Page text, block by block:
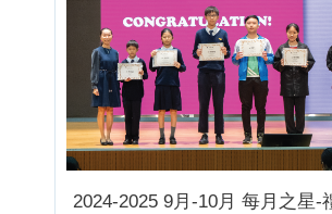
2024-2025 9月-10月 每月之星-